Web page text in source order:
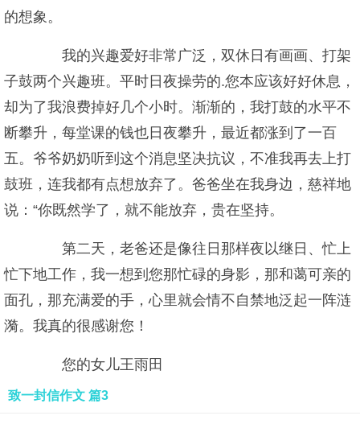
的想象。
我的兴趣爱好非常广泛，双休日有画画、打架
子鼓两个兴趣班。平时日夜操劳的.您本应该好好休息，
却为了我浪费掉好几个小时。渐渐的，我打鼓的水平不
断攀升，每堂课的钱也日夜攀升，最近都涨到了一百
五。爷爷奶奶听到这个消息坚决抗议，不准我再去上打
鼓班，连我都有点想放弃了。爸爸坐在我身边，慈祥地
说：“你既然学了，就不能放弃，贵在坚持。
第二天，老爸还是像往日那样夜以继日、忙上
忙下地工作，我一想到您那忙碌的身影，那和蔼可亲的
面孔，那充满爱的手，心里就会情不自禁地泛起一阵涟
漪。我真的很感谢您！
您的女儿王雨田
致一封信作文 篇3